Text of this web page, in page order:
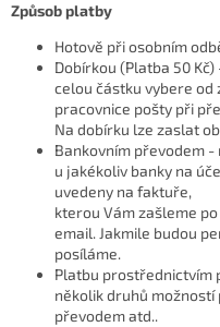
Způsob platby
Hotově při osobním
Dobírkou (Platba 50
celou částku vybere
pracovnice
Na dobírku lze zaslat
Bankovním převodem
u jakékoliv banky na
uvedeny na faktuře,
kterou Vám zašleme
email. Jakmile budou
posíláme.
Platbu prostřednictvím
několik druhů
převodem atd..